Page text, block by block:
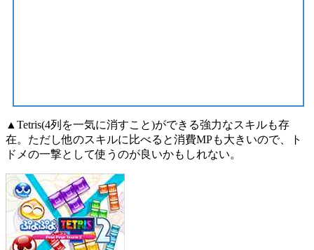
▲Tetris(4列を一気に消すこと)ができる強力なスキルも存
在。ただし他のスキルに比べると消費MPも大きいので、ト
ドメの一撃として使うのが良いかもしれない。